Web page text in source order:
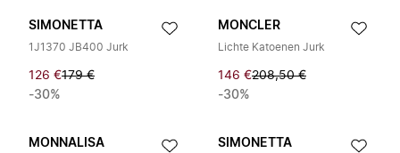
SIMONETTA
1J1370 JB400 Jurk
126 €179 €
-30%
MONCLER
Lichte Katoenen Jurk
146 €208,50 €
-30%
MONNALISA SIMONETTA